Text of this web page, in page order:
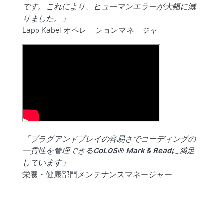
です。これにより、ヒューマンエラーが大幅に減
りました。」
Lapp Kabel オペレーションマネージャー
「プラグアンドプレイの容易さでコーディングの
一貫性を管理できるCoLOS® Mark & Readに満足
しています」
栄養・健康部門メンテナンスマネージャー